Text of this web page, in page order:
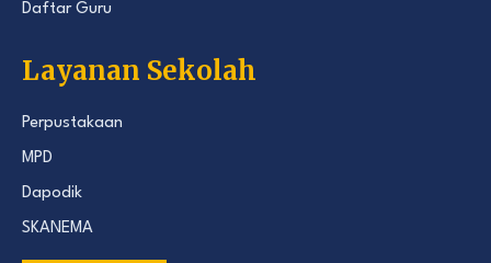
Daftar Guru
Layanan Sekolah
Perpustakaan
MPD
Dapodik
SKANEMA